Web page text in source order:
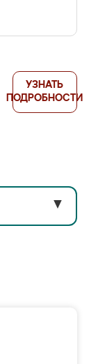
УЗНАТЬ
ПОДРОБНОСТИ
▼